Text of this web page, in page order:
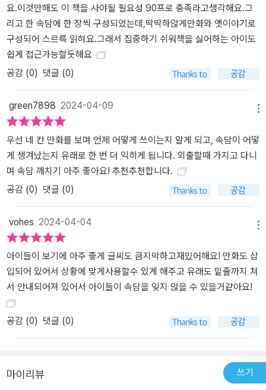
가 있어서 필요한 속담만 쏙쏙 찾아볼 수도 있어요. 학습만화만 좋아
하는 아이도 부담 없이 읽을 수 있어요 이야기가 시작되는 왼쪽 페이
지마다 재미있는 네 칸 만화가 나와요. 만화만 읽어도 그 속담이 일상
생활에서 어떻게 쓰이는지 한 번에 이해할 수 있어요. 오른쪽 페이지
에는 유래 이야기가 짤막한 동화 형식으로 나와 있어 부담 없이 읽을
하는 아이들도 재밌게 읽을 수 있어 부모와 아이, 모두가 만족할 수 있
는 책이에요.
요.이것만해도 이 책을 사야될 필요성 90프로 충족라고생각해요.그
리고 한 속담에 한 장씩 구성되었는데,딱딱하않게만화와 옛이야기로
구성되어 스르륵 읽혀요.그래서 집중하기 쉬워책을 싫어하는 아이도
쉽게 접근가능할듯해요
공감 (0) 댓글 (0)
green7898 2024-04-09
우선 네 칸 만화를 보며 언제 어떻게 쓰이는지 알게 되고, 속담이 어떻
게 생겨났는지 유래로 한 번 더 익히게 됩니다. 외출할때 가지고 다니
며 속담 깨치기 아주 좋아요! 추천추천합니다.
공감 (0) 댓글 (0)
vohes 2024-04-04
아이들이 보기에 아주 좋게 글씨도 큼지막하고재밌어해요! 만화도 삽
입되어 있어서 상황에 맞게사용할수 있게 해주고 유래도 밑줄까지 쳐
서 안내되어져 있어서 아이들이 속담을 잊지 않을 수 있을거같아요!
공감 (0) 댓글 (0)
마이리뷰 쓰기